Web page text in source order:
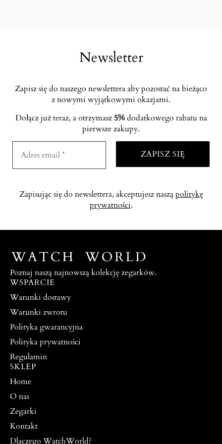
Newsletter
Zapisz się do naszego newslettera aby pozostać na bieżąco
z nowymi wyjątkowymi okazjami.
Dołącz już teraz, a otrzymasz 5%dodatkowego rabatu na
pierwsze zakupy.
Zapisując się do newslettera, akceptujesz nasząpolitykę
prywatności.
Poznaj naszą najnowszą kolekcję zegarków.
WSPARCIE
Warunki dostawy
Warunki zwrotu
Polityka gwarancyjna
Polityka prywatności
Regulamin
SKLEP
Home
O nas
Zegarki
Kontakt
Dlaczego WatchWorld?